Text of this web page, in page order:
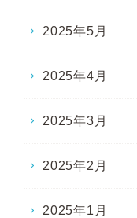
2025年5月
2025年4月
2025年3月
2025年2月
2025年1月